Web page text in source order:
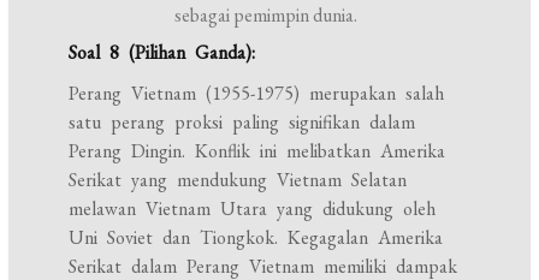
sebagai pemimpin dunia.
Soal 8 (Pilihan Ganda):
Perang Vietnam (1955-1975) merupakan salah
satu perang proksi paling signifikan dalam
Perang Dingin. Konflik ini melibatkan Amerika
Serikat yang mendukung Vietnam Selatan
melawan Vietnam Utara yang didukung oleh
Uni Soviet dan Tiongkok. Kegagalan Amerika
Serikat dalam Perang Vietnam memiliki dampak